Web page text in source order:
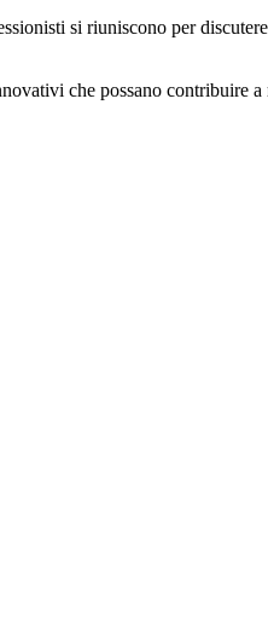
si riuniscono per
che possano contribuire